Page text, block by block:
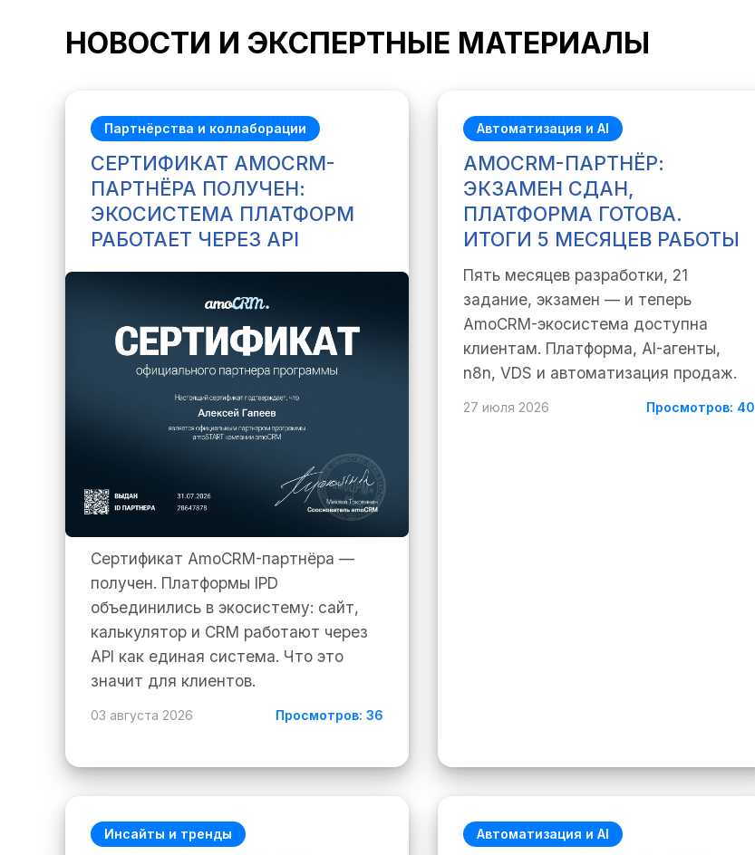
НОВОСТИ И ЭКСПЕРТНЫЕ МАТЕРИАЛЫ
Партнёрства и коллаборации
СЕРТИФИКАТ AMOCRM-
ПАРТНЁРА ПОЛУЧЕН:
ЭКОСИСТЕМА ПЛАТФОРМ
РАБОТАЕТ ЧЕРЕЗ API
Сертификат AmoCRM-партнёра —
получен. Платформы IPD
объединились в экосистему: сайт,
калькулятор и CRM работают через
API как единая система. Что это
значит для клиентов.
03 августа 2026 Просмотров: 36
Автоматизация и AI
AMOCRM-ПАРТНЁР:
ЭКЗАМЕН СДАН,
ПЛАТФОРМА ГОТОВА.
ИТОГИ 5 МЕСЯЦЕВ РАБОТЫ
Пять месяцев разработки, 21
задание, экзамен — и теперь
AmoCRM-экосистема доступна
клиентам. Платформа, AI-агенты,
n8n, VDS и автоматизация продаж.
27 июля 2026 Просмотров: 40
Инсайты и тренды Автоматизация и AI